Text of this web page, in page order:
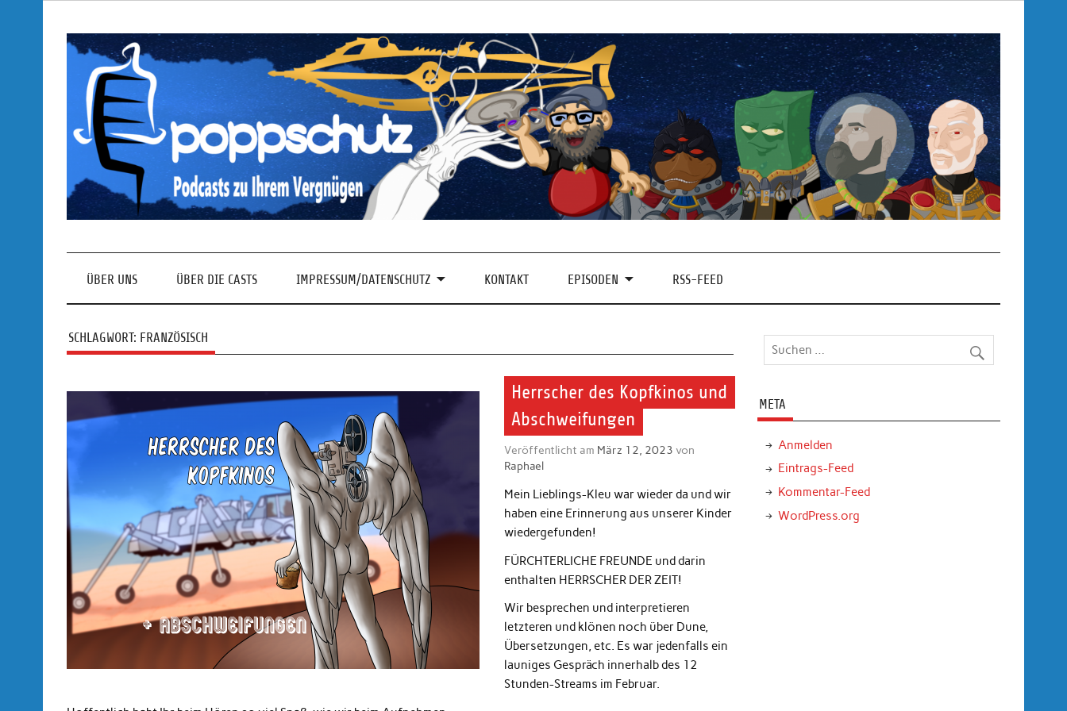
Podcasts zu Ihrem Vergnügen
ÜBER UNS ÜBER DIE CASTS IMPRESSUM/DATENSCHUTZ KONTAKT EPISODEN RSS-FEED
SCHLAGWORT: FRANZÖSISCH
Herrscher des Kopfkinos und
Abschweifungen
Veröffentlicht am März 12, 2023 von
Raphael
Mein Lieblings-Kleu war wieder da und wir
haben eine Erinnerung aus unserer Kinder
wiedergefunden!
FÜRCHTERLICHE FREUNDE und darin
enthalten HERRSCHER DER ZEIT!
Wir besprechen und interpretieren
letzteren und klönen noch über Dune,
Übersetzungen, etc. Es war jedenfalls ein
launiges Gespräch innerhalb des 12
Stunden-Streams im Februar.
META
Anmelden
Eintrags-Feed
Kommentar-Feed
WordPress.org